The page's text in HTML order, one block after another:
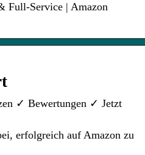
Full-Service | Amazon
✓ Bewertungen ✓ Jetzt
erfolgreich auf Amazon zu